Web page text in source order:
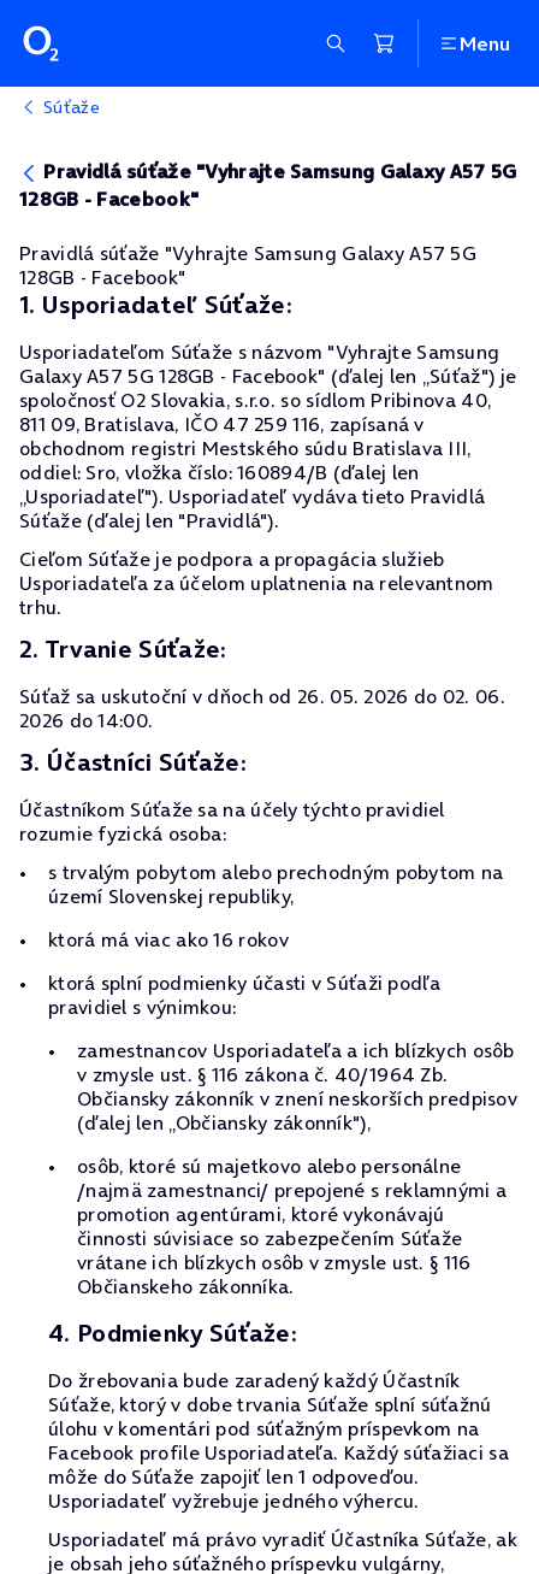
Menu
Súťaže
Pravidlá súťaže "Vyhrajte Samsung Galaxy A57 5G
128GB - Facebook"
Pravidlá súťaže "Vyhrajte Samsung Galaxy A57 5G
128GB - Facebook"
1. Usporiadateľ Súťaže:
Usporiadateľom Súťaže s názvom "Vyhrajte Samsung
Galaxy A57 5G 128GB - Facebook" (ďalej len „Súťaž") je
spoločnosť O2 Slovakia, s.r.o. so sídlom Pribinova 40,
811 09, Bratislava, IČO 47 259 116, zapísaná v
obchodnom registri Mestského súdu Bratislava III,
oddiel: Sro, vložka číslo: 160894/B (ďalej len
„Usporiadateľ"). Usporiadateľ vydáva tieto Pravidlá
Súťaže (ďalej len "Pravidlá").
Cieľom Súťaže je podpora a propagácia služieb
Usporiadateľa za účelom uplatnenia na relevantnom
trhu.
2. Trvanie Súťaže:
Súťaž sa uskutoční v dňoch od 26. 05. 2026 do 02. 06.
2026 do 14:00.
3. Účastníci Súťaže:
Účastníkom Súťaže sa na účely týchto pravidiel
rozumie fyzická osoba:
s trvalým pobytom alebo prechodným pobytom na
území Slovenskej republiky,
ktorá má viac ako 16 rokov
ktorá splní podmienky účasti v Súťaži podľa
pravidiel s výnimkou:
zamestnancov Usporiadateľa a ich blízkych osôb
v zmysle ust. § 116 zákona č. 40/1964 Zb.
Občiansky zákonník v znení neskorších predpisov
(ďalej len „Občiansky zákonník"),
osôb, ktoré sú majetkovo alebo personálne
/najmä zamestnanci/ prepojené s reklamnými a
promotion agentúrami, ktoré vykonávajú
činnosti súvisiace so zabezpečením Súťaže
vrátane ich blízkych osôb v zmysle ust. § 116
Občianskeho zákonníka.
4. Podmienky Súťaže:
Do žrebovania bude zaradený každý Účastník
Súťaže, ktorý v dobe trvania Súťaže splní súťažnú
úlohu v komentári pod súťažným príspevkom na
Facebook profile Usporiadateľa. Každý súťažiaci sa
môže do Súťaže zapojiť len 1 odpoveďou.
Usporiadateľ vyžrebuje jedného výhercu.
Usporiadateľ má právo vyradiť Účastníka Súťaže, ak
je obsah jeho súťažného príspevku vulgárny,